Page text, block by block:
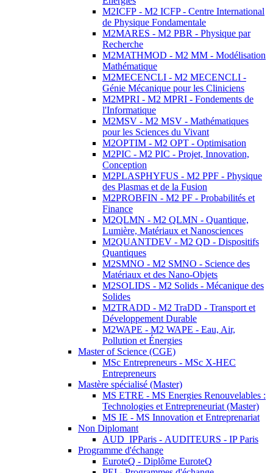
M2ICFP - M2 ICFP - Centre International
de Physique Fondamentale
M2MARES - M2 PBR - Physique par
Recherche
M2MATHMOD - M2 MM - Modélisation
Mathématique
M2MECENCLI - M2 MECENCLI -
Génie Mécanique pour les Cliniciens
M2MPRI - M2 MPRI - Fondements de
l'Informatique
M2MSV - M2 MSV - Mathématiques
pour les Sciences du Vivant
M2OPTIM - M2 OPT - Optimisation
M2PIC - M2 PIC - Projet, Innovation,
Conception
M2PLASPHYFUS - M2 PPF - Physique
des Plasmas et de la Fusion
M2PROBFIN - M2 PF - Probabilités et
Finance
M2QLMN - M2 QLMN - Quantique,
Lumière, Matériaux et Nanosciences
M2QUANTDEV - M2 QD - Dispositifs
Quantiques
M2SMNO - M2 SMNO - Science des
Matériaux et des Nano-Objets
M2SOLIDS - M2 Solids - Mécanique des
Solides
M2TRADD - M2 TraDD - Transport et
Développement Durable
M2WAPE - M2 WAPE - Eau, Air,
Pollution et Énergies
Master of Science (CGE)
MSc Entrepreneurs - MSc X-HEC
Entrepreneurs
Mastère spécialisé (Master)
MS ETRE - MS Energies Renouvelables :
Technologies et Entrepreneuriat (Master)
MS IE - MS Innovation et Entreprenariat
Non Diplomant
AUD_IPParis - AUDITEURS - IP Paris
Programme d'échange
EuroteQ - Diplôme EuroteQ